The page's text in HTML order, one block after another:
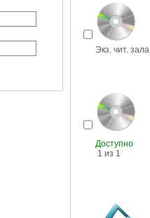
Экз. чит. зала
Доступно
1 из 1